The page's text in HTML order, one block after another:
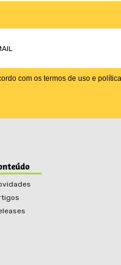
com os termos de uso e